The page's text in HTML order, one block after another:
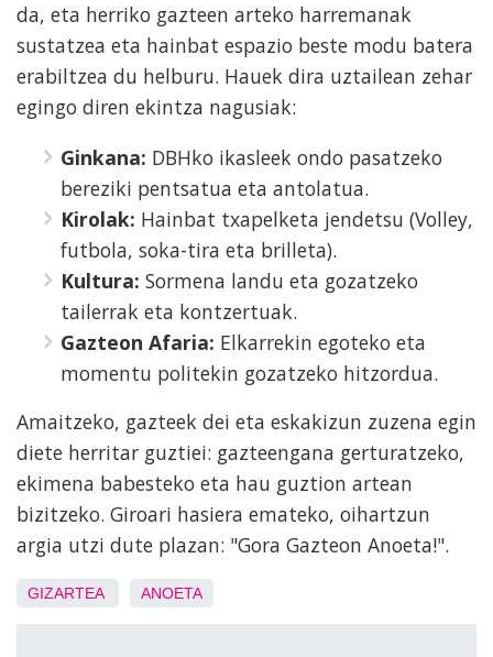
da, eta herriko gazteen arteko harremanak
sustatzea eta hainbat espazio beste modu batera
erabiltzea du helburu. Hauek dira uztailean zehar
egingo diren ekintza nagusiak:
Ginkana: DBHko ikasleek ondo pasatzeko
bereziki pentsatua eta antolatua.
Kirolak: Hainbat txapelketa jendetsu (Volley,
futbola, soka-tira eta brilleta).
Kultura: Sormena landu eta gozatzeko
tailerrak eta kontzertuak.
Gazteon Afaria: Elkarrekin egoteko eta
momentu politekin gozatzeko hitzordua.
Amaitzeko, gazteek dei eta eskakizun zuzena egin
diete herritar guztiei: gazteengana gerturatzeko,
ekimena babesteko eta hau guztion artean
bizitzeko. Giroari hasiera emateko, oihartzun
argia utzi dute plazan: "Gora Gazteon Anoeta!".
GIZARTEA ANOETA